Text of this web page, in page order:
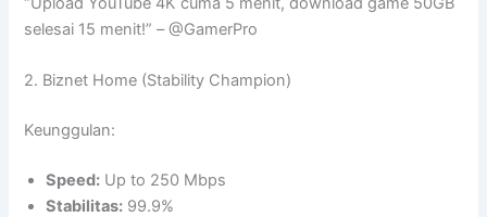
selesai 15 menit!” – @GamerPro
2. Biznet Home (Stability Champion)
Keunggulan:
Speed: Up to 250 Mbps
Stabilitas: 99.9%